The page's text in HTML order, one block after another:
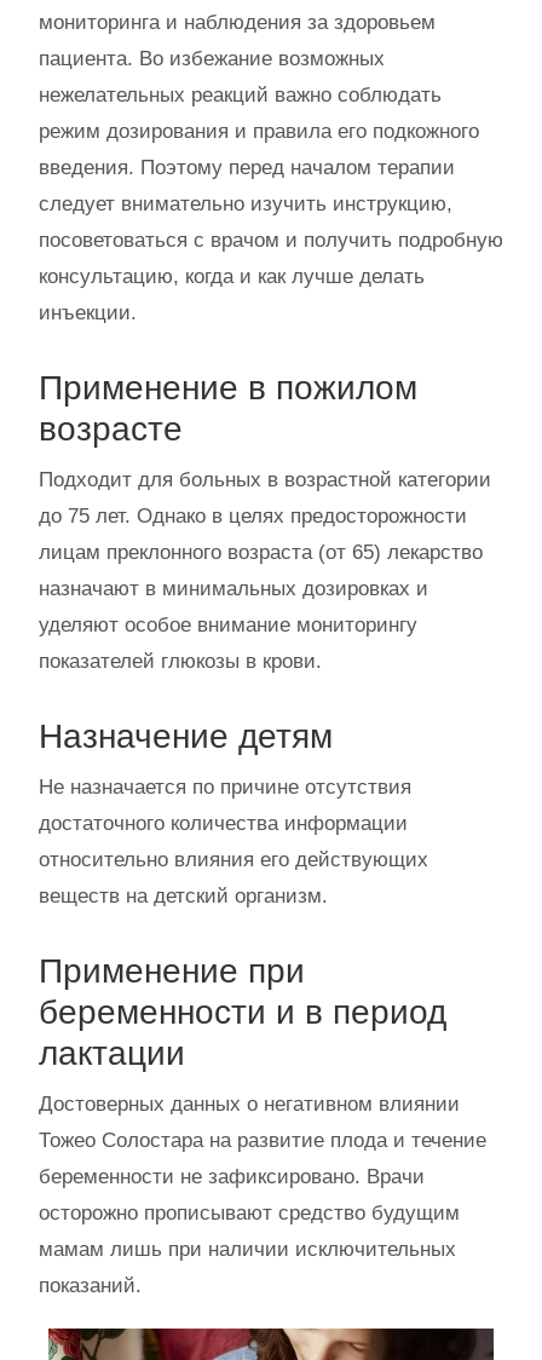
мониторинга и наблюдения за здоровьем
пациента. Во избежание возможных
нежелательных реакций важно соблюдать
режим дозирования и правила его подкожного
введения. Поэтому перед началом терапии
следует внимательно изучить инструкцию,
посоветоваться с врачом и получить подробную
консультацию, когда и как лучше делать
инъекции.
Применение в пожилом
возрасте
Подходит для больных в возрастной категории
до 75 лет. Однако в целях предосторожности
лицам преклонного возраста (от 65) лекарство
назначают в минимальных дозировках и
уделяют особое внимание мониторингу
показателей глюкозы в крови.
Назначение детям
Не назначается по причине отсутствия
достаточного количества информации
относительно влияния его действующих
веществ на детский организм.
Применение при
беременности и в период
лактации
Достоверных данных о негативном влиянии
Тожео Солостара на развитие плода и течение
беременности не зафиксировано. Врачи
осторожно прописывают средство будущим
мамам лишь при наличии исключительных
показаний.